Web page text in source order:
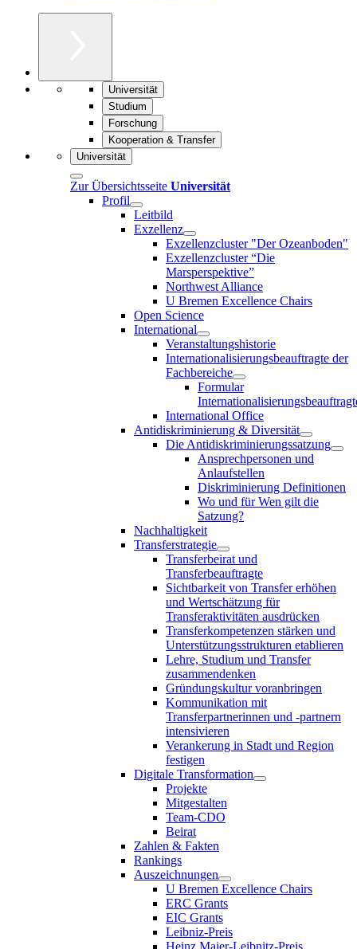
Universität
Studium
Forschung
Kooperation & Transfer
Universität
Zur Übersichtsseite Universität
Profil
Leitbild
Exzellenz
Exzellenzcluster "Der Ozeanboden"
Exzellenzcluster “Die
Marsperspektive”
Northwest Alliance
U Bremen Excellence Chairs
Open Science
International
Veranstaltungshistorie
Internationalisierungsbeauftragte der
Fachbereiche
Formular
International Office
Antidiskriminierung & Diversität
Die Antidiskriminierungssatzung
Ansprechpersonen und
Anlaufstellen
Diskriminierung Definitionen
Wo und für Wen gilt die
Satzung?
Nachhaltigkeit
Transferstrategie
Transferbeirat und
Transferbeauftragte
Sichtbarkeit von Transfer erhöhen
und Wertschätzung für
Transferaktivitäten ausdrücken
Transferkompetenzen stärken und
Unterstützungsstrukturen etablieren
Lehre, Studium und Transfer
zusammendenken
Gründungskultur voranbringen
Kommunikation mit
Transferpartnerinnen und -partnern
intensivieren
Verankerung in Stadt und Region
festigen
Digitale Transformation
Projekte
Mitgestalten
Team-CDO
Beirat
Zahlen & Fakten
Rankings
Auszeichnungen
U Bremen Excellence Chairs
ERC Grants
EIC Grants
Leibniz-Preis
Heinz Maier-Leibnitz-Preis